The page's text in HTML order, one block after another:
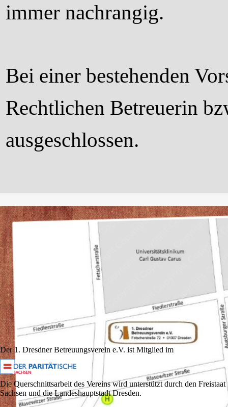
immer nachrangig.
Bei einer bestehenden
Rechtlichen Betreuerin
ausgeschlossen.
1. Dresdner Betreuungsverein e.V.
Rechtliche Betreuung | Vormundschaft | Pflegschaft
Fetscherstraße 72
01307 Dresden
Tel.: (0351) 435 31 - 0
Fax: (0351) 435 31 - 29
Email:
betreuung@ddbtv.de (Rechtliche Betreuung)
vormundschaft@ddbtv.de (Vormundschaft | Pflegschaft)
Impressum & Datenschutz
Der 1. Dresdner Betreuungsverein e.V. ist Mitglied im
Die Querschnittsarbeit des Vereins wird unterstützt durch den Freistaat
Sachsen und die Landeshauptstadt Dresden.